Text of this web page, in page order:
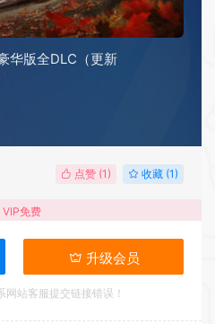
华版全DLC（更新
点赞 (1) 收藏 (1)
VIP免费
升级会员
网站客服提交链接错误！